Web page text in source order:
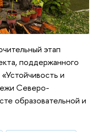
этап
поддержанного
и
Северо-
образовательной и